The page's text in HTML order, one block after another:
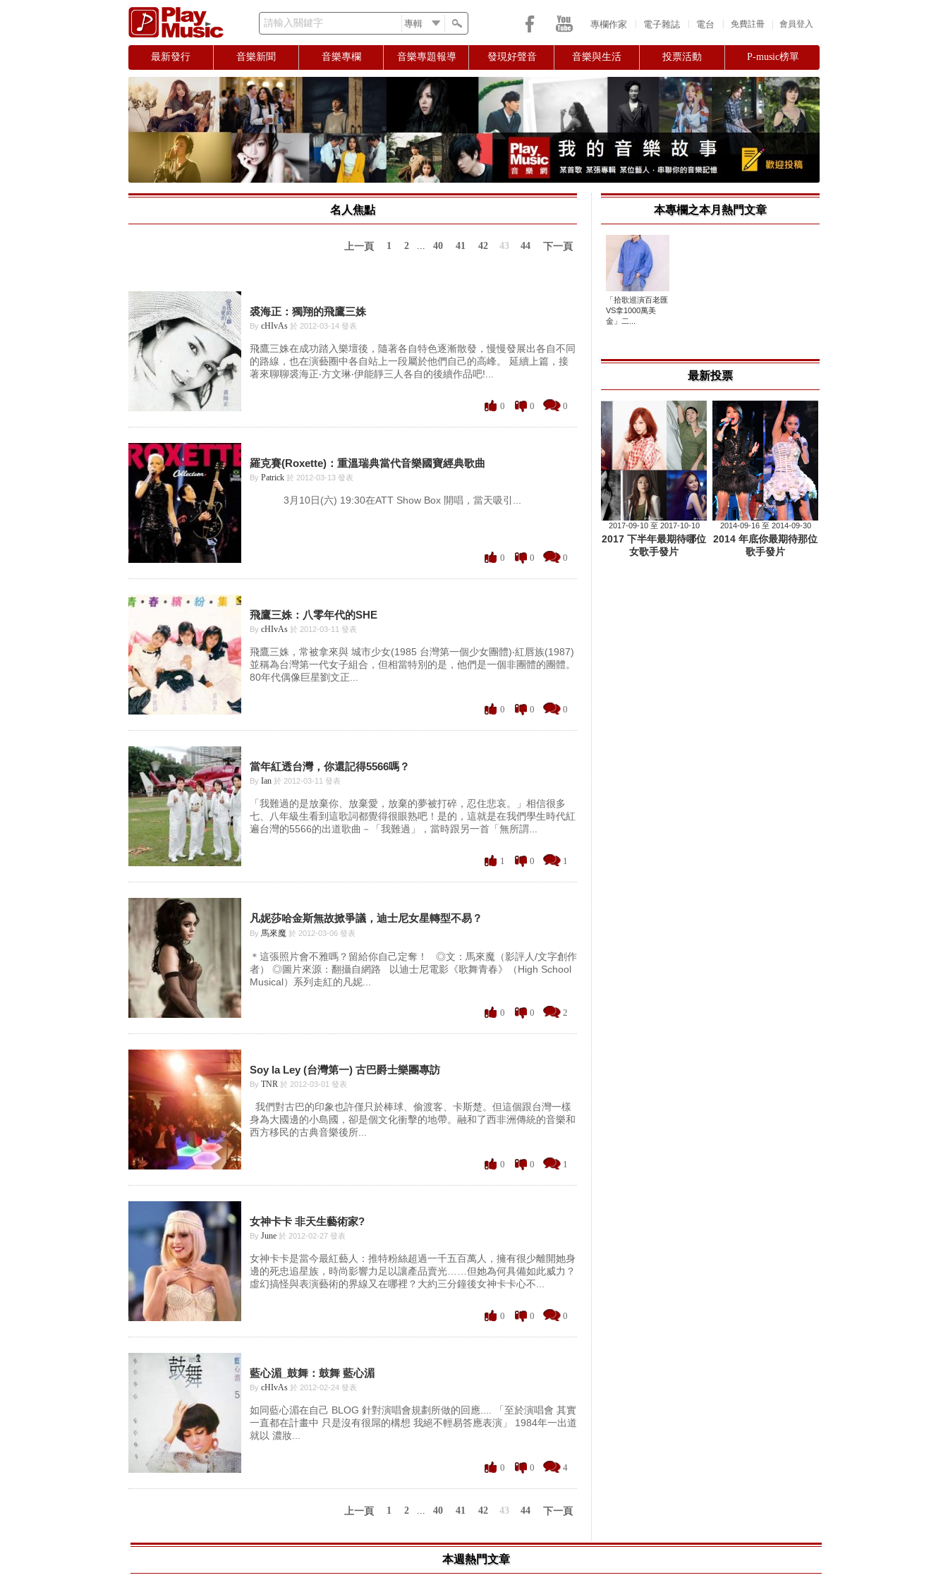
請輸入關鍵字 會員登入
免費註冊
專欄作家 電子雜誌 電台
最新發行 音樂新聞 音樂專欄 音樂專題報導 發現好聲音 音樂與生活 投票活動 P-music榜單
名人焦點
上一頁 1 2 ... 40 41 42 43 44 下一頁
裘海正：獨翔的飛鷹三姝
By cHIvAs 於 2012-03-14 發表
飛鷹三姝在成功踏入樂壇後，隨著各自特色逐漸散發，慢慢發展出各自不同
的路線，也在演藝圈中各自站上一段屬於他們自己的高峰。 延續上篇，接
著來聊聊裘海正‧方文琳‧伊能靜三人各自的後續作品吧!...
0 0 0
羅克賽(Roxette)：重溫瑞典當代音樂國寶經典歌曲
By Patrick 於 2012-03-13 發表
3月10日(六) 19:30在ATT Show Box 開唱，當天吸引...
0 0 0
飛鷹三姝：八零年代的SHE
By cHIvAs 於 2012-03-11 發表
飛鷹三姝，常被拿來與 城市少女(1985 台灣第一個少女團體)‧紅唇族(1987)
並稱為台灣第一代女子組合，但相當特別的是，他們是一個非團體的團體。
80年代偶像巨星劉文正...
0 0 0
當年紅透台灣，你還記得5566嗎？
By Ian 於 2012-03-11 發表
「我難過的是放棄你、放棄愛，放棄的夢被打碎，忍住悲哀。」相信很多
七、八年級生看到這歌詞都覺得很眼熟吧！是的，這就是在我們學生時代紅
遍台灣的5566的出道歌曲－「我難過」，當時跟另一首「無所謂...
1 0 1
凡妮莎哈金斯無故掀爭議，迪士尼女星轉型不易？
By 馬來魔 於 2012-03-06 發表
＊這張照片會不雅嗎？留給你自己定奪！ ◎文：馬來魔（影評人/文字創作
者） ◎圖片來源：翻攝自網路 以迪士尼電影《歌舞青春》（High School
Musical）系列走紅的凡妮...
0 0 2
Soy la Ley (台灣第一) 古巴爵士樂團專訪
By TNR 於 2012-03-01 發表
我們對古巴的印象也許僅只於棒球、偷渡客、卡斯楚。但這個跟台灣一樣
身為大國邊的小島國，卻是個文化衝擊的地帶。融和了西非洲傳統的音樂和
西方移民的古典音樂後所...
0 0 1
女神卡卡 非天生藝術家?
By June 於 2012-02-27 發表
女神卡卡是當今最紅藝人：推特粉絲超過一千五百萬人，擁有很少離開她身
邊的死忠追星族，時尚影響力足以讓產品賣光……但她為何具備如此威力？
虛幻搞怪與表演藝術的界線又在哪裡？大約三分鐘後女神卡卡心不...
0 0 0
藍心湄_鼓舞：鼓舞 藍心湄
By cHIvAs 於 2012-02-24 發表
如同藍心湄在自己 BLOG 針對演唱會規劃所做的回應.... 「至於演唱會 其實
一直都在計畫中 只是沒有很屌的構想 我絕不輕易答應表演」 1984年一出道
就以 濃妝...
0 0 4
上一頁 1 2 ... 40 41 42 43 44 下一頁
本專欄之本月熱門文章
「拾歌巡演百老匯
VS拿1000萬美
金」二...
最新投票
2017-09-10 至 2017-10-10
2017 下半年最期待哪位
女歌手發片
2014-09-16 至 2014-09-30
2014 年底你最期待那位
歌手發片
本週熱門文章